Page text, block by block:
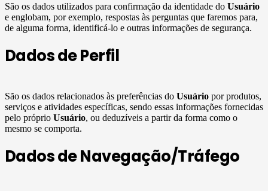
São os dados utilizados para confirmação da identidade do Usuário
e englobam, por exemplo, respostas às perguntas que faremos para,
de alguma forma, identificá-lo e outras informações de segurança.
Dados de Perfil
São os dados relacionados às preferências do Usuário por produtos,
serviços e atividades específicas, sendo essas informações fornecidas
pelo próprio Usuário, ou deduzíveis a partir da forma como o
mesmo se comporta.
Dados de Navegação/Tráfego